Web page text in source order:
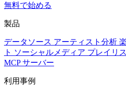
無料で始める
製品
データソース アーティスト分析
ト ソーシャルメディア プレイリ
MCP サーバー
利用事例